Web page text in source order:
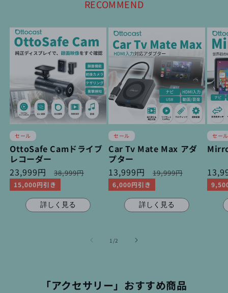
RECOMMEND
セール
OttoSafe Camドライブ
レコーダー
セ
ー
ル
23,999円
通
常
価
格
38,999円
15,000円引き
詳しく見る
セール
Car Tv Mate Max アダ
プター
セ
ー
ル
13,999円
通
価
格
19,999円
6,000円引き
詳しく見る
セール
セ
ー
ル
1 /の
2
「アクセサリー」おすすめ商品